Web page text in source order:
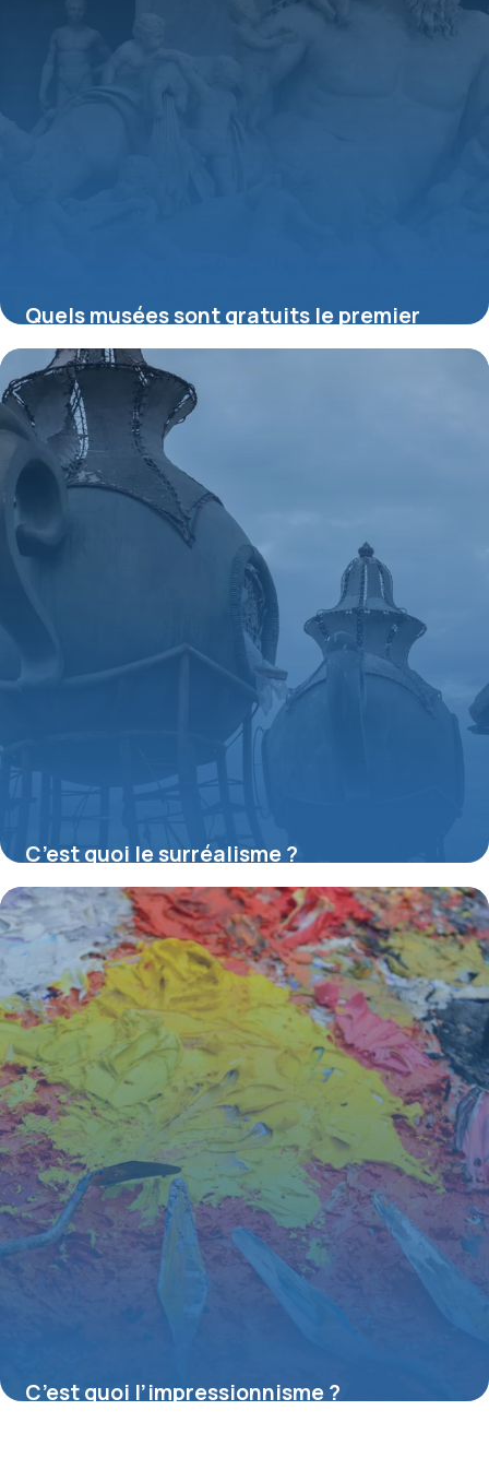
Quels musées sont gratuits le premier
dimanche du mois ?
16 juillet 2026
C’est quoi le surréalisme ?
16 juillet 2026
C’est quoi l’impressionnisme ?